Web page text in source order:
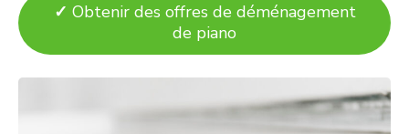
✓ Obtenir des offres de déménagement
de piano